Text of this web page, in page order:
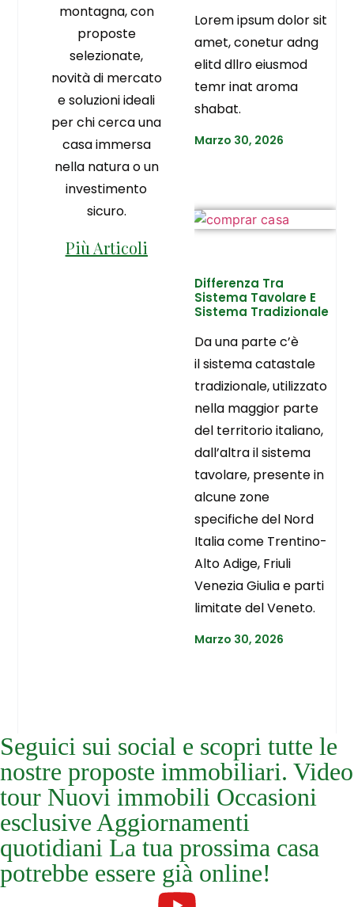
montagna, con
proposte
selezionate,
novità di mercato
e soluzioni ideali
per chi cerca una
casa immersa
nella natura o un
investimento
sicuro.
Più Articoli
Lorem ipsum dolor sit
amet, conetur adng
elitd dllro eiusmod
temr inat aroma
shabat.
Marzo 30, 2026
Differenza Tra
Sistema Tavolare E
Sistema Tradizionale
Da una parte c’è
il sistema catastale
tradizionale, utilizzato
nella maggior parte
del territorio italiano,
dall’altra il sistema
tavolare, presente in
alcune zone
specifiche del Nord
Italia come Trentino-
Alto Adige, Friuli
Venezia Giulia e parti
limitate del Veneto.
Marzo 30, 2026
Seguici sui social e scopri tutte le
nostre proposte immobiliari. Video
tour Nuovi immobili Occasioni
esclusive Aggiornamenti
quotidiani La tua prossima casa
potrebbe essere già online!